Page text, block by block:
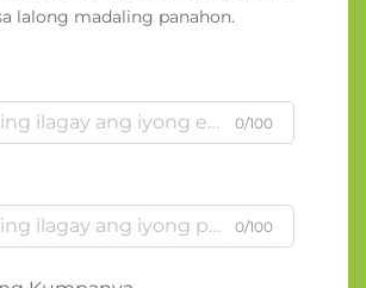
lalong madaling panahon.
0/100
0/100